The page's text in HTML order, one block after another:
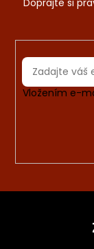
Vložením e-
Z